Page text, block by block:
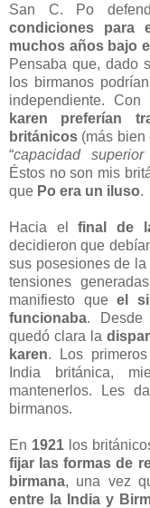
San C. Po
condiciones para
muchos años bajo
Pensaba que, dado
los birmanos
independiente. Con
karen preferían
británicos (más bien
“capacidad
Éstos no son mis
que Po era un iluso.
Hacia elfinal de
decidieron que
sus posesiones de
tensiones
manifiesto queel
funcionaba. Desde
quedó clara la
karen. Los
India británica,
mantenerlos. Les
birmanos.
En 1921los
fijar las formas de
birmana, una vez
entre la India y